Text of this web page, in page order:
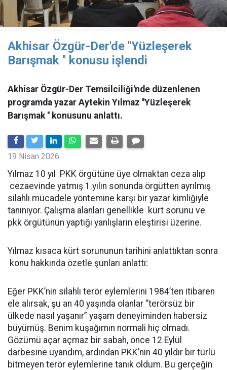
Akhisar Özgür-Der'de ''Yüzleşerek
Barışmak '' konusu işlendi
Akhisar Özgür-Der Temsilciliği'nde düzenlenen
programda yazar Aytekin Yılmaz ''Yüzleşerek
Barışmak '' konusunu anlattı.
19 Nisan 2026
Yılmaz 10 yıl PKK örgütüne üye olmaktan ceza alıp
cezaevinde yatmış 1.yılın sonunda örgütten ayrılmış
silahlı mücadele yöntemine karşı bir yazar kimliğiyle
tanınıyor. Çalışma alanları genellikle kürt sorunu ve
pkk örgütünün yaptığı yanlışların eleştirisi üzerine.
Yılmaz kısaca kürt sorununun tarihini anlattıktan sonra
konu hakkında özetle şunları anlattı:
Eğer PKK’nin silahlı terör eylemlerini 1984’ten itibaren
ele alırsak, şu an 40 yaşında olanlar “terörsüz bir
ülkede nasıl yaşanır” yaşam deneyiminden habersiz
büyümüş. Benim kuşağımın normali hiç olmadı.
Gözümü açar açmaz bir sabah, önce 12 Eylül
darbesine uyandım, ardından PKK’nin 40 yıldır bir türlü
bitmeyen terör eylemlerine tanık oldum. Bu gerçeğin